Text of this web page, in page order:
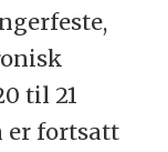
til 21
er fortsatt